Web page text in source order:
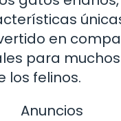
en
para muchos
los felinos.
Anuncios